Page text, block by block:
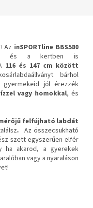
Az inSPORTline BBS580
és a kertben is
116 és 147 cm között
bárhol
jól érezzék
vagy homokkal, és
felfújható labdát
. Az összecsukható
szett egyszerűen elfér
ha akarod, a gyerekek
vagy a nyaraláson